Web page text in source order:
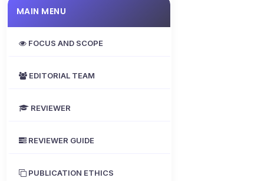
MAIN MENU
FOCUS AND SCOPE
EDITORIAL TEAM
REVIEWER
REVIEWER GUIDE
PUBLICATION ETHICS